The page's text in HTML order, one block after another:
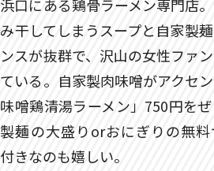
浜口にある鶏骨ラーメン専門店
み干してしまうスープと自家製
ンスが抜群で、沢山の女性ファ
ている。自家製肉味噌がアクセ
味噌鶏清湯ラーメン」750円を
製麺の大盛りorおにぎりの無料
付きなのも嬉しい。